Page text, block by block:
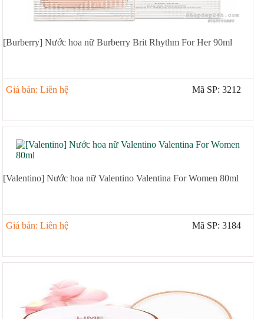
[Burberry] Nước hoa nữ Burberry Brit Rhythm For Her 90ml
Giá bán: Liên hệ Mã SP: 3212
[Valentino] Nước hoa nữ Valentino Valentina For Women 80ml
Giá bán: Liên hệ Mã SP: 3184